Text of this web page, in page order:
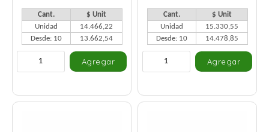
Cant.
$ Unit
Unidad
14.466,22
Desde: 10
13.662,54
Cant.
$ Unit
Unidad
15.330,55
Desde: 10
14.478,85